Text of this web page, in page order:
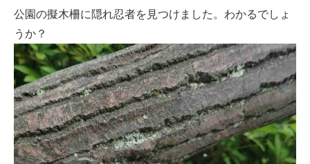
公園の擬木柵に隠れ忍者を見つけました。わかるでしょ
うか？